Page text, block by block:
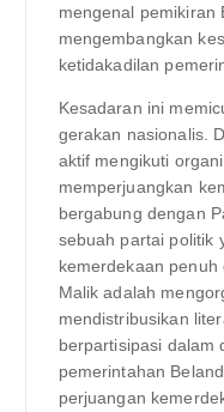
mengenal pemikiran
mengembangkan
ketidakadilan
Kesadaran ini
gerakan nasionalis.
aktif mengikuti
memperjuangkan
bergabung dengan
sebuah partai politik
kemerdekaan
Malik adalah
mendistribusikan
berpartisipasi dalam
pemerintahan
perjuangan